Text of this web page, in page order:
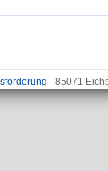
- 85071